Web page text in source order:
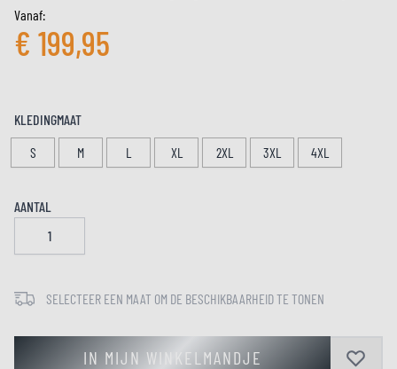
Vanaf:
€ 199,95
KLEDINGMAAT
S
M L XL 2XL 3XL 4XL
AANTAL
SELECTEER EEN MAAT OM DE BESCHIKBAARHEID TE TONEN
IN MIJN WINKELMANDJE